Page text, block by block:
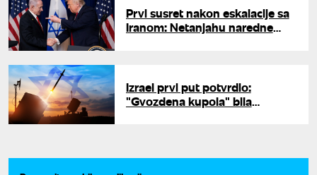
Prvi susret nakon eskalacije sa
Iranom: Netanjahu naredne
Izrael prvi put potvrdio:
"Gvozdena kupola" bila